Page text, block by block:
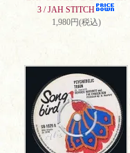
3 / JAH STITCH
1,980円(税込)